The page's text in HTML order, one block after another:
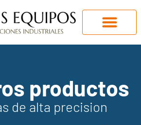
productos
de alta precision